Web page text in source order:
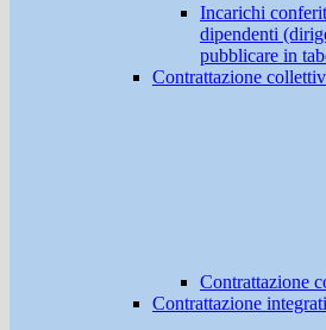
Incarichi
dipendenti
pubblicare in
Contrattazione
Contrattazione
Contrattazione